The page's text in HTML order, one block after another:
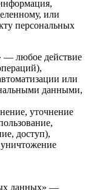
или
персональных
— любое действие
или
данными,
уточнение
доступ),
данных» —